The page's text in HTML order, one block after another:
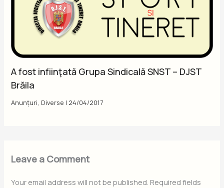
A fost infiinţată Grupa Sindicală SNST – DJST
Brăila
Anunțuri, Diverse | 24/04/2017
Leave a Comment
Your email address will not be published. Required fields